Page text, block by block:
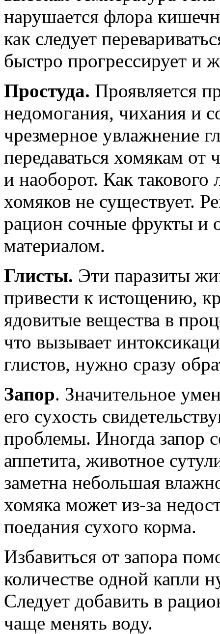
нарушается флора
как следует
быстро прогрессирует и
Простуда. Проявляется
недомогания, чихания и
чрезмерное увлажнение
передаваться хомякам
и наоборот. Как такового
хомяков не существует.
рацион сочные фрукты и
материалом.
Глисты. Эти паразиты
привести к истощению,
ядовитые вещества в
что вызывает
глистов, нужно сразу
Запор. Значительное
его сухость
проблемы. Иногда запор
аппетита, животное
заметна небольшая
хомяка может из-за
поедания сухого корма.
Избавиться от запора
количестве одной капли
Следует добавить в
чаще менять воду.